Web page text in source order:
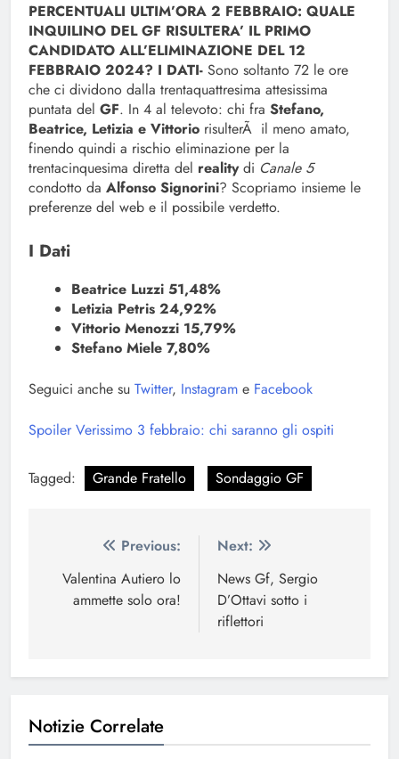
PERCENTUALI ULTIM’ORA 2 FEBBRAIO: QUALE
INQUILINO DEL GF RISULTERA’ IL PRIMO
CANDIDATO ALL’ELIMINAZIONE DEL 12
FEBBRAIO 2024? I DATI- Sono soltanto 72 le ore
che ci dividono dalla trentaquattresima attesissima
puntata del GF. In 4 al televoto: chi fra Stefano,
Beatrice, Letizia e Vittorio risulterÃ il meno amato,
finendo quindi a rischio eliminazione per la
trentacinquesima diretta del realitydi Canale 5
condotto da Alfonso Signorini? Scopriamo insieme le
preferenze del web e il possibile verdetto.
I Dati
Beatrice Luzzi 51,48%
Letizia Petris 24,92%
Vittorio Menozzi 15,79%
Stefano Miele 7,80%
Seguici anche su Twitter, Instagram e Facebook
Spoiler Verissimo 3 febbraio: chi saranno gli ospiti
Tagged: Grande Fratello Sondaggio GF
Navigazione
articoli
Previous:
Valentina Autiero lo
ammette solo ora!
Next:
News Gf, Sergio
D’Ottavi sotto i
riflettori
Notizie Correlate